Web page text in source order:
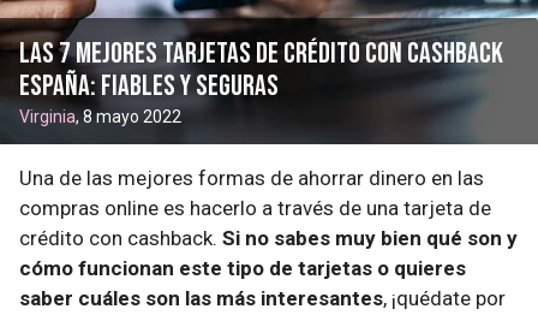
Las 7 mejores tarjetas de crédito con cashback
España: fiables y seguras
Virginia, 8 mayo 2022
Una de las mejores formas de ahorrar dinero en las
compras online es hacerlo a través de una tarjeta de
crédito con cashback. Si no sabes muy bien qué son y
cómo funcionan este tipo de tarjetas o quieres
saber cuáles son las más interesantes, ¡quédate por